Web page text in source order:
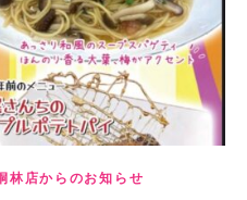
林店からのお知らせ